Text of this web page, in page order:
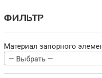
ФИЛЬТР
Материал запорного
— Выбрать —